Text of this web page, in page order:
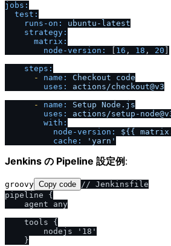
jobs:
test:
runs-on:
ubuntu-latest
strategy:
matrix:
node-version:
16 , 18 , 20
steps:
-
name: Checkout
code
uses:
actions/checkout@v3
-
name: Setup Node.js
uses:
actions/setup-
with:
node-version:
${{
cache:
'yarn'
Jenkins の Pipeline 設定例 :
groovy Copy code // Jenkinsfile
pipeline {
    agent any
    tools {
        nodejs '18'
    }